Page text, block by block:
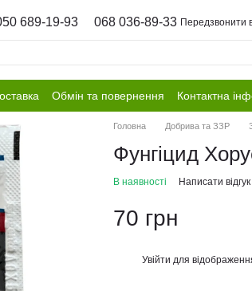
689-19-93 068 036-89-33 Передзвонити
Обмін та повернення Контактна
Головна Добрива та ЗЗР
Фунгіцид
В наявності Написати відгук
70 грн
Увійти для